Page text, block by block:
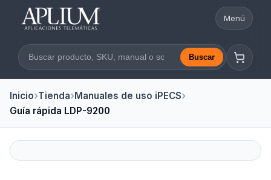
Abrir
Menú
Buscar en la web Buscar
Inicio Tienda Manuales de uso iPECS
Guía rápida LDP-9200